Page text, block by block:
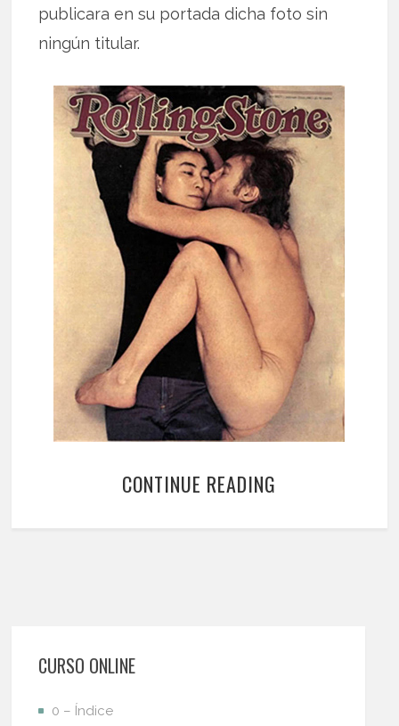
publicara en su portada dicha foto sin
ningún titular.
CONTINUE READING
CURSO ONLINE
0 – Índice